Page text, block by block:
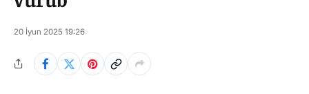
20 İyun 2025 19:26